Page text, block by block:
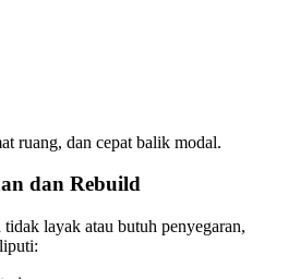
ruang, dan cepat balik modal.
dan Rebuild
layak atau butuh penyegaran,